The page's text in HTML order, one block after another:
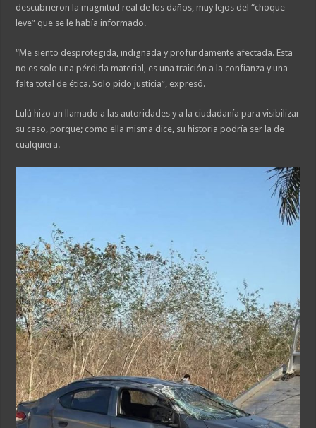
descubrieron la magnitud real de los daños, muy lejos del “choque
leve” que se le había informado.
“Me siento desprotegida, indignada y profundamente afectada. Esta
no es solo una pérdida material, es una traición a la confianza y una
falta total de ética. Solo pido justicia”, expresó.
Lulú hizo un llamado a las autoridades y a la ciudadanía para visibilizar
su caso, porque; como ella misma dice, su historia podría ser la de
cualquiera.